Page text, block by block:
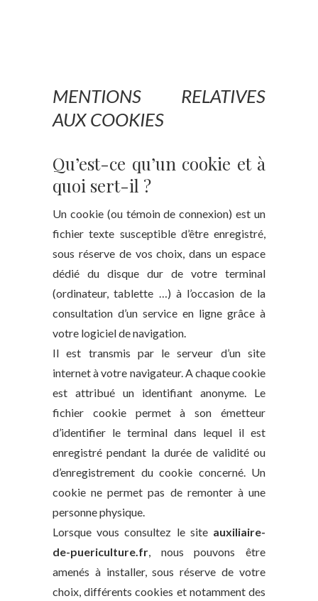
MENTIONS RELATIVES
AUX COOKIES
Qu’est-ce qu’un cookie et à
quoi sert-il ?
Un cookie (ou témoin de connexion) est un
fichier texte susceptible d’être enregistré,
sous réserve de vos choix, dans un espace
dédié du disque dur de votre terminal
(ordinateur, tablette …) à l’occasion de la
consultation d’un service en ligne grâce à
votre logiciel de navigation.
Il est transmis par le serveur d’un site
internet à votre navigateur. A chaque cookie
est attribué un identifiant anonyme. Le
fichier cookie permet à son émetteur
d’identifier le terminal dans lequel il est
enregistré pendant la durée de validité ou
d’enregistrement du cookie concerné. Un
cookie ne permet pas de remonter à une
personne physique.
Lorsque vous consultez le site auxiliaire-
de-puericulture.fr , nous pouvons être
amenés à installer, sous réserve de votre
choix, différents cookies et notamment des